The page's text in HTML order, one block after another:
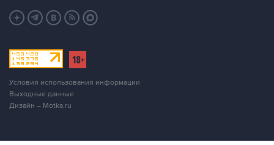
Условия использования информации
Выходные данные
Дизайн – Motka.ru